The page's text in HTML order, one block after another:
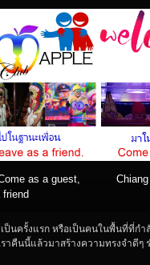
as a guest,
friend
ป็นครั้งแรก หรือเป็นคนในพื้นที่ที่
าคืนนี้แล้วมาสร้างความทรงจำดีๆ